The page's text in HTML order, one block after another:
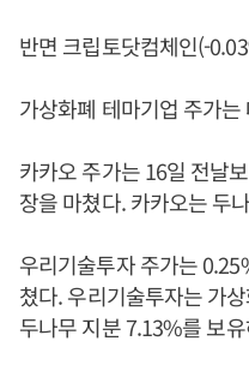
반면 크립토닷컴체인(-
가상화폐 테마기업 주가
카카오 주가는 16일 전날
장을 마쳤다. 카카오는 두
우리기술투자 주가는
쳤다. 우리기술투자는 가
두나무 지분 7.13%를 보